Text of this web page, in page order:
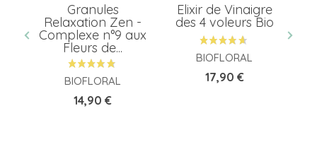
Granules
Relaxation Zen -
Complexe n°9 aux
Fleurs de...
BIOFLORAL
Prix
14,90 €
Elixir de Vinaigre
des 4 voleurs Bio
BIOFLORAL
Prix
17,90 €